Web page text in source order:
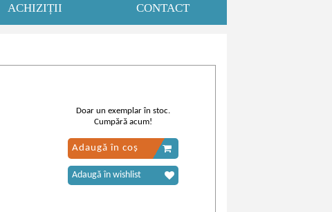
ACHIZIȚII CONTACT
Doar un exemplar în stoc.
Cumpără acum!
Adaugă în coș
Adaugă în wishlist